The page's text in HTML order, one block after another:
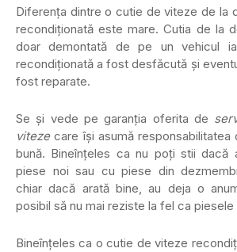
Diferenţa dintre o cutie de viteze de la
recondiţionată este mare. Cutia de la
doar demontată de pe un vehicul
recondiţionată a fost desfăcută şi
fost reparate.
Se şi vede pe garanţia oferita de
vitezecare îşi asumă responsabilitatea
bună. Bineînţeles ca nu poţi stii dacă
piese noi sau cu piese din
chiar dacă arată bine, au deja o
posibil să nu mai reziste la fel ca piesele
Bineînţeles ca o cutie de viteze